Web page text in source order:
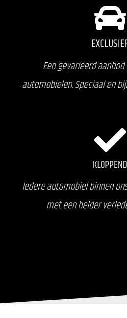
Een gevarieerd
automobielen. Speciaal en
KLOPPEND
Iedere automobiel binnen
met een helder